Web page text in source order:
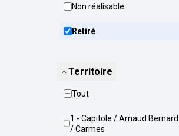
Non réalisable
Retiré
Territoire
Tout
1 - Capitole / Arnaud Bernard
/ Carmes